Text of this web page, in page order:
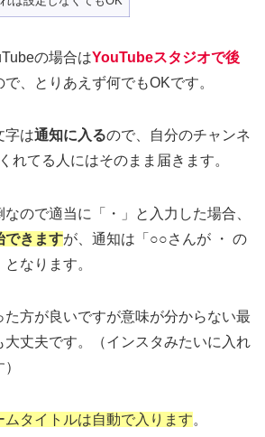
の場合はYouTubeスタジオで後
で、とりあえず何でもOKです。
字は通知に入るので、自分のチャンネ
れてる人にはそのまま届きます。
ので適当に「・」と入力した場合、
できますが、通知は「○○さんが ・ の
なります。
た方が良いですが意味が分からない最
大丈夫です。（インスタみたいに入れ
ムタイトルは自動で入ります。